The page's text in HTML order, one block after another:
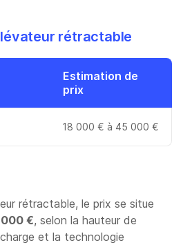
rétractable
Estimation de
prix
18 000 € à 45 000 €
rétractable, le prix se situe
€, selon la hauteur de
et la technologie